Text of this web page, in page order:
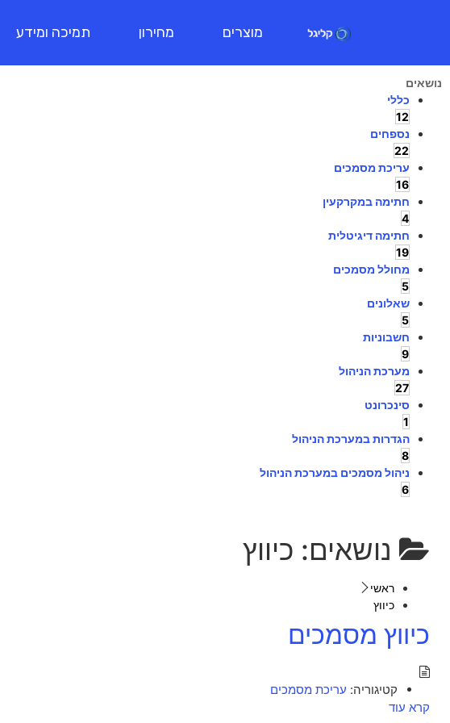
מוצרים מחירון תמיכה ומידע
נושאים
כללי
12
נספחים
22
עריכת מסמכים
16
חתימה במקרקעין
4
חתימה דיגיטלית
19
מחולל מסמכים
5
שאלונים
5
חשבוניות
9
מערכת הניהול
27
סינכרונט
1
הגדרות במערכת הניהול
8
ניהול מסמכים במערכת הניהול
6
נושאים: כיווץ
ראשי
כיווץ
כיווץ מסמכים
קטיגוריה: עריכת מסמכים
קרא עוד